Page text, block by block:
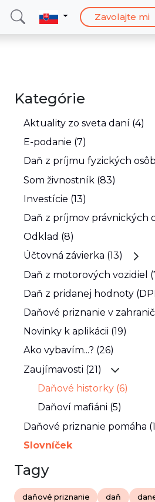
Zavolajte mi
Kategórie
Aktuality zo sveta daní (4)
E-podanie (7)
Daň z príjmu fyzických
Som živnostník (83)
Investície (13)
Daň z príjmov právnických
Odklad (8)
Účtovná závierka (13)
Daň z motorových vozidiel
Daň z pridanej hodnoty
Daňové priznanie v
Novinky k aplikácii (19)
Ako vybavím...? (26)
Zaujímavosti (21)
Daňové historky (6)
Daňoví mafiáni (5)
Daňové priznanie pomáha
Slovníček
Tagy
daňové priznanie daň